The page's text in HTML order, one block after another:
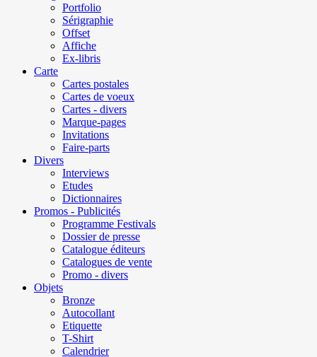
Portfolio
Sérigraphie
Offset
Affiche
Ex-libris
Carte
Cartes postales
Cartes de voeux
Cartes - divers
Marque-pages
Invitations
Faire-parts
Divers
Interviews
Etudes
Dictionnaires
Promos - Publicités
Programme Festivals
Dossier de presse
Catalogue éditeurs
Catalogues de vente
Promo - divers
Objets
Bronze
Autocollant
Etiquette
T-Shirt
Calendrier